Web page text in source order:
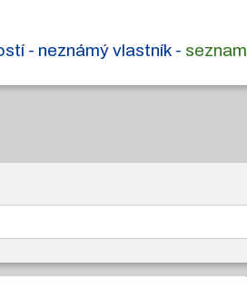
- neznámý vlastník - seznam